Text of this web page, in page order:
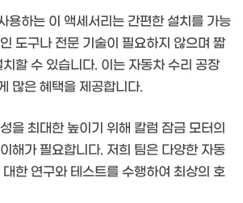
용하는 이 액세서리는 간편한 설치를 가능
도구나 전문 기술이 필요하지 않으며 짧
할 수 있습니다. 이는 자동차 수리 공장
많은 혜택을 제공합니다.
을 최대한 높이기 위해 칼럼 잠금 모터의
해가 필요합니다. 저희 팀은 다양한 자동
한 연구와 테스트를 수행하여 최상의 호